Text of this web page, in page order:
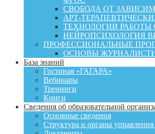
СВОБОДА ОТ
АРТ-
ТЕХНОЛОГИИ
НЕЙРОПСИХОЛОГИЯ
ПРОФЕССИОНАЛЬНЫЕ
ОСНОВЫ
База знаний
Гостиная «ГАГАРА»
Вебинары
Тренинги
Книги
Сведения об образовательной
Основные сведения
Структура и органы